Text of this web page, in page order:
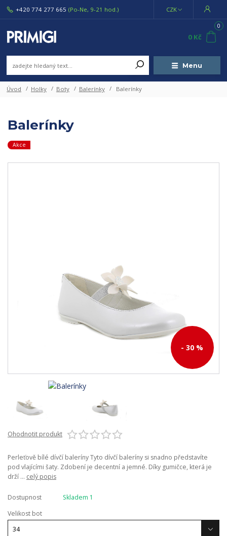
Menu
CZK
+420 774 277 665 (Po-Ne, 9-21 hod.)
0
0 Kč
Úvod Holky Boty Balerínky Balerínky
Balerínky
Akce
- 30 %
Ohodnotit produkt
Perleťově bílé dívčí baleríny Tyto dívčí baleríny si snadno představíte
pod vlajícími šaty. Zdobení je decentní a jemné. Díky gumičce, která je
drží ... celý popis
Dostupnost
Skladem 1
Velikost bot